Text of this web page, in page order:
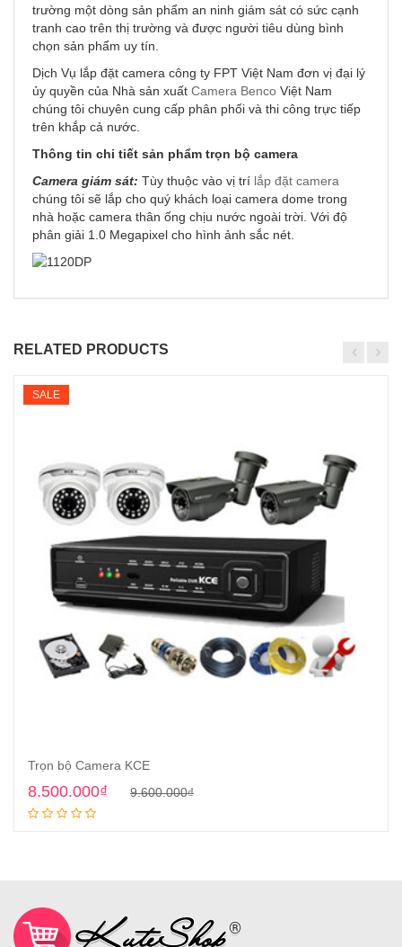
trường một dòng sản phẩm an ninh giám sát có sức cạnh
tranh cao trên thị trường và được người tiêu dùng bình
chọn sản phẩm uy tín.
Dịch Vụ lắp đặt camera công ty FPT Việt Nam đơn vị đại lý
ủy quyền của Nhà sản xuất Camera Benco Việt Nam
chúng tôi chuyên cung cấp phân phối và thi công trực tiếp
trên khắp cả nước.
Thông tin chi tiết sản phẩm trọn bộ camera
Camera giám sát: Tùy thuộc vào vị trí lắp đặt camera
chúng tôi sẽ lắp cho quý khách loại camera dome trong
nhà hoặc camera thân ống chịu nước ngoài trời. Với độ
phân giải 1.0 Megapixel cho hình ảnh sắc nét.
RELATED PRODUCTS
SALE
Trọn bộ Camera KCE
9.600.000₫
8.500.000₫